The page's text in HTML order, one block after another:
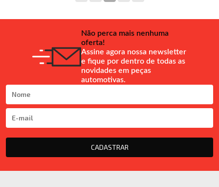
Não perca mais nenhuma
oferta!
Assine agora nossa newsletter
e fique por dentro de todas as
novidades em peças
automotivas.
CADASTRAR